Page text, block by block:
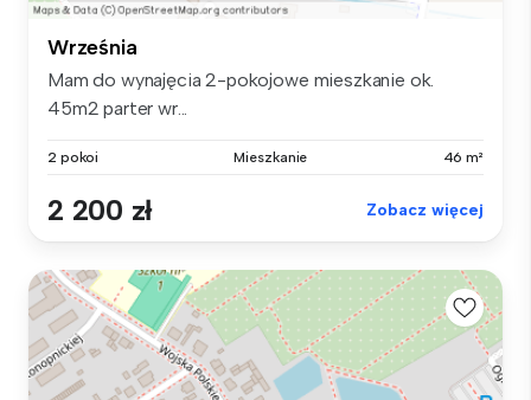
Września
Mam do wynajęcia 2-pokojowe mieszkanie ok.
45m2 parter wr...
2 pokoi Mieszkanie 46 m²
2 200 zł Zobacz więcej